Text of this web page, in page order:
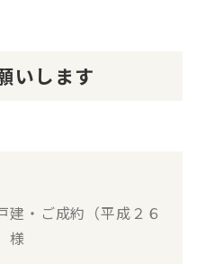
いします
建・ご成約（平成２６
様